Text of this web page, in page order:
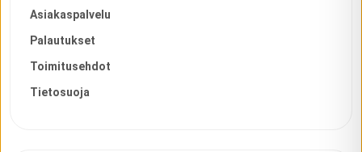
Asiakaspalvelu
Palautukset
Toimitusehdot
Tietosuoja